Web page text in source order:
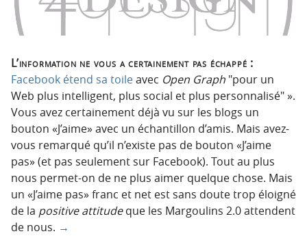
L’information ne vous a certainement pas échappé :
Facebook étend sa toileavec Open Graph pour un
Web plus intelligent, plus social et plus personnalisé ».
Vous avez certainement déjà vu sur les blogs un
bouton «J’aime» avec un échantillon d’amis. Mais avez-
vous remarqué qu’il n’existe pas de bouton «J’aime
pas» (et pas seulement sur Facebook). Tout au plus
nous permet-on de ne plus aimer quelque chose. Mais
un «J’aime pas» franc et net est sans doute trop éloigné
de la positive attitudeque les Margoulins 2.0 attendent
de nous. →